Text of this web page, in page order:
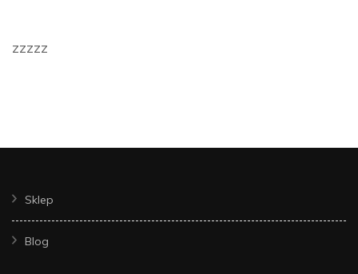
zzzzz
Sklep
Blog